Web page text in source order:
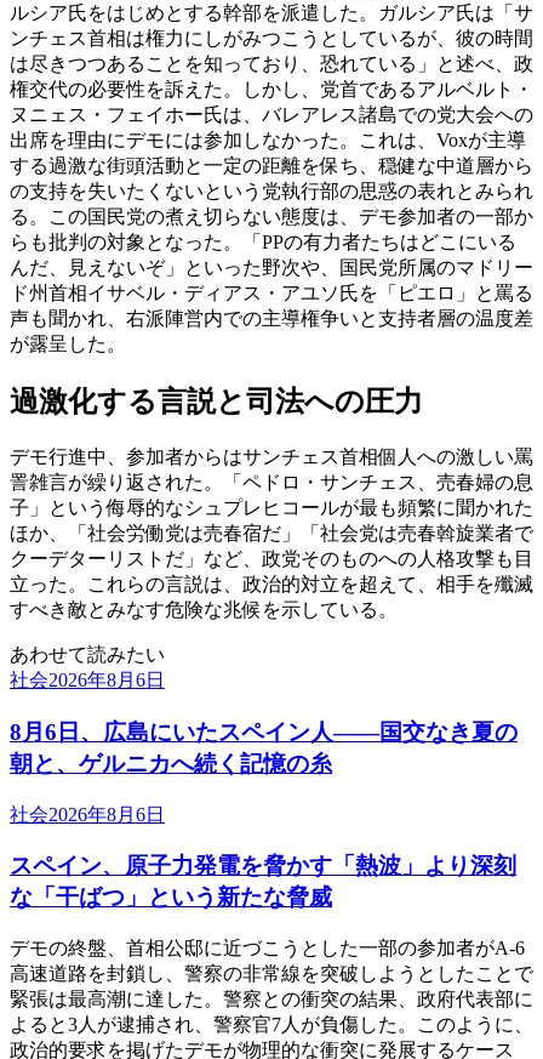
ルシア氏をはじめとする幹部を派遣した。ガルシア氏は「サ
ンチェス首相は権力にしがみつこうとしているが、彼の時間
は尽きつつあることを知っており、恐れている」と述べ、政
権交代の必要性を訴えた。しかし、党首であるアルベルト・
ヌニェス・フェイホー氏は、バレアレス諸島での党大会への
出席を理由にデモには参加しなかった。これは、Voxが主導
する過激な街頭活動と一定の距離を保ち、穏健な中道層から
の支持を失いたくないという党執行部の思惑の表れとみられ
る。この国民党の煮え切らない態度は、デモ参加者の一部か
らも批判の対象となった。「PPの有力者たちはどこにいる
んだ、見えないぞ」といった野次や、国民党所属のマドリー
ド州首相イサベル・ディアス・アユソ氏を「ピエロ」と罵る
声も聞かれ、右派陣営内での主導権争いと支持者層の温度差
が露呈した。
過激化する言説と司法への圧力
デモ行進中、参加者からはサンチェス首相個人への激しい罵
詈雑言が繰り返された。「ペドロ・サンチェス、売春婦の息
子」という侮辱的なシュプレヒコールが最も頻繁に聞かれた
ほか、「社会労働党は売春宿だ」「社会党は売春斡旋業者で
クーデターリストだ」など、政党そのものへの人格攻撃も目
立った。これらの言説は、政治的対立を超えて、相手を殲滅
すべき敵とみなす危険な兆候を示している。
あわせて読みたい
社会2026年8月6日
8月6日、広島にいたスペイン人――国交なき夏の
朝と、ゲルニカへ続く記憶の糸
社会2026年8月6日
スペイン、原子力発電を脅かす「熱波」より深刻
な「干ばつ」という新たな脅威
デモの終盤、首相公邸に近づこうとした一部の参加者がA-6
高速道路を封鎖し、警察の非常線を突破しようとしたことで
緊張は最高潮に達した。警察との衝突の結果、政府代表部に
よると3人が逮捕され、警察官7人が負傷した。このように、
政治的要求を掲げたデモが物理的な衝突に発展するケース